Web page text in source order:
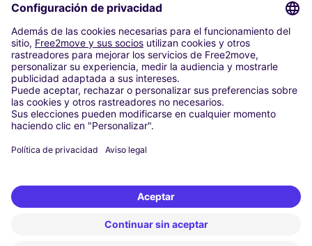
NUESTRAS CIUDADES
Paris
Madrid
Washington DC
Milán
Roma
Turín
Viena
Berlín
Düsseldorf